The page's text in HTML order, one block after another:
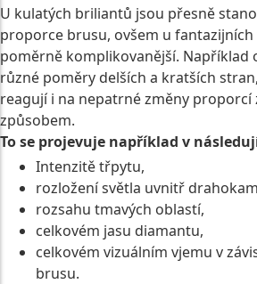
U kulatých briliantů jsou přesně
proporce brusu, ovšem u
poměrně komplikovanější. Například
různé poměry delších a kratších
reagují i na nepatrné změny proporcí
způsobem.
To se projevuje například v
Intenzitě třpytu,
rozložení světla uvnitř
rozsahu tmavých oblastí,
celkovém jasu diamantu,
celkovém vizuálním vjemu v
brusu.